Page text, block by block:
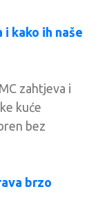
kako ih naše
zahtjeva i
kuće
bez
brzo